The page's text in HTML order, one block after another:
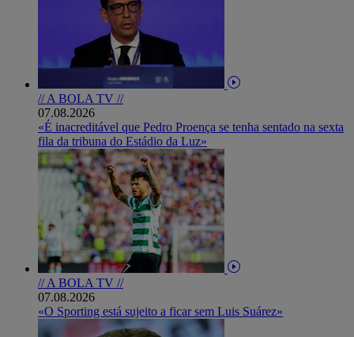
// A BOLA TV //
07.08.2026
«É inacreditável que Pedro Proença se tenha sentado na sexta
fila da tribuna do Estádio da Luz»
// A BOLA TV //
07.08.2026
«O Sporting está sujeito a ficar sem Luis Suárez»